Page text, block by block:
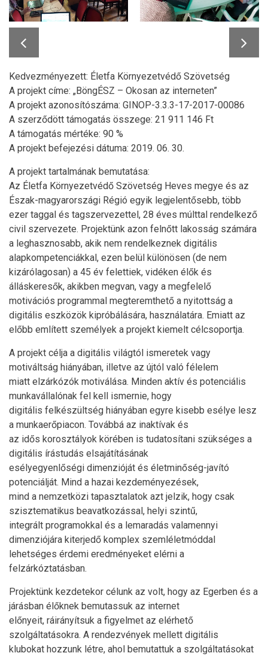
Kedvezményezett: Életfa Környezetvédő Szövetség
A projekt címe: „BöngÉSZ – Okosan az interneten”
A projekt azonosítószáma: GINOP-3.3.3-17-2017-00086
A szerződött támogatás összege: 21 911 146 Ft
A támogatás mértéke: 90 %
A projekt befejezési dátuma: 2019. 06. 30.
A projekt tartalmának bemutatása:
Az Életfa Környezetvédő Szövetség Heves megye és az
Észak-magyarországi Régió egyik legjelentősebb, több
ezer taggal és tagszervezettel, 28 éves múlttal rendelkező
civil szervezete. Projektünk azon felnőtt lakosság számára
a leghasznosabb, akik nem rendelkeznek digitális
alapkompetenciákkal, ezen belül különösen (de nem
kizárólagosan) a 45 év felettiek, vidéken élők és
álláskeresők, akikben megvan, vagy a megfelelő
motivációs programmal megteremthető a nyitottság a
digitális eszközök kipróbálására, használatára. Emiatt az
előbb említett személyek a projekt kiemelt célcsoportja.
A projekt célja a digitális világtól ismeretek vagy
motiváltság hiányában, illetve az újtól való félelem
miatt elzárkózók motiválása. Minden aktív és potenciális
munkavállalónak fel kell ismernie, hogy
digitális felkészültség hiányában egyre kisebb esélye lesz
a munkaerőpiacon. Továbbá az inaktívak és
az idős korosztályok körében is tudatosítani szükséges a
digitális írástudás elsajátításának
esélyegyenlőségi dimenzióját és életminőség-javító
potenciálját. Mind a hazai kezdeményezések,
mind a nemzetközi tapasztalatok azt jelzik, hogy csak
szisztematikus beavatkozással, helyi szintű,
integrált programokkal és a lemaradás valamennyi
dimenziójára kiterjedő komplex szemléletmóddal
lehetséges érdemi eredményeket elérni a
felzárkóztatásban.
Projektünk kezdetekor célunk az volt, hogy az Egerben és a
járásban élőknek bemutassuk az internet
előnyeit, ráirányítsuk a figyelmet az elérhető
szolgáltatásokra. A rendezvények mellett digitális
klubokat hozzunk létre, ahol bemutattuk a szolgáltatásokat